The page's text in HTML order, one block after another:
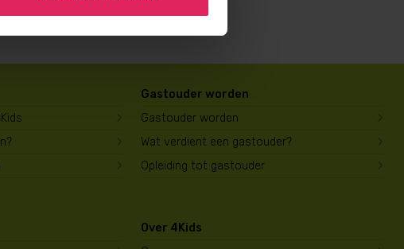
Gastouder worden
Gastouder worden
Wat verdient een gastouder?
Opleiding tot gastouder
Over 4Kids